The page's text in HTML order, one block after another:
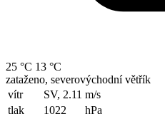
25 °C 13 °C
zataženo, severovýchodní větřík
vítr
SV, 2.11 m/s
tlak
1022
hPa